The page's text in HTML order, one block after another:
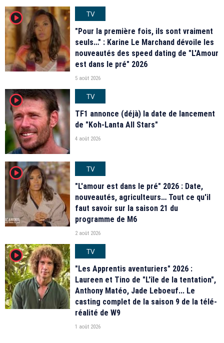
player2
TV
"Pour la première fois, ils sont vraiment
seuls…" : Karine Le Marchand dévoile les
nouveautés des speed dating de "L'Amour
est dans le pré" 2026
5 août 2026
player2
TV
TF1 annonce (déjà) la date de lancement
de "Koh-Lanta All Stars"
4 août 2026
player2
TV
"L'amour est dans le pré" 2026 : Date,
nouveautés, agriculteurs… Tout ce qu'il
faut savoir sur la saison 21 du
programme de M6
2 août 2026
player2
TV
"Les Apprentis aventuriers" 2026 :
Laureen et Tino de "L'île de la tentation",
Anthony Matéo, Jade Leboeuf... Le
casting complet de la saison 9 de la télé-
réalité de W9
1 août 2026